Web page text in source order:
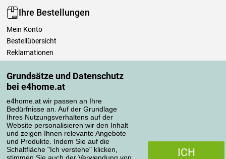
Grundsätze und Datenschutz
bei e4home.at
e4home.at wir passen an Ihre
Bedürfnisse an. Auf der Grundlage
Ihres Nutzungsverhaltens auf der
Website personalisieren wir den Inhalt
und zeigen Ihnen relevante Angebote
und Produkte. Indem Sie auf die
Schaltfläche "Ich verstehe" klicken,
ICH
Ihre Bestellungen
Mein Konto
Bestellübersicht
Reklamationen
Einfach mehr wissen
Richtlinien zur Verarbeitung von Bewertungen
Transportarten
Zahlungsmethoden